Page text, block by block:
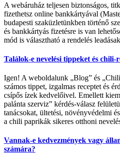
A webáruház teljesen biztonságos,
fizethetsz online bankkártyával
budapesti szaküzletünkben történő
és bankkártyás fizetésre is van
mód is választható a rendelés
Találok-e nevelési tippeket és chili-
Igen! A weboldalunk „Blog” és
számos tippet, izgalmas receptet és
csípős ízek kedvelőivel. Emellett
palánta szerviz” kérdés-válasz
tanácsokat, ültetési, növényvédelmi
a chili paprikák sikeres otthoni
Vannak-e kedvezmények vagy
számára?